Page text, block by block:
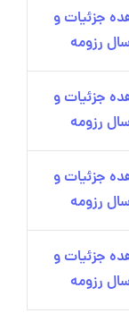
جزئیات و
رزومه
جزئیات و
رزومه
جزئیات و
رزومه
جزئیات و
رزومه